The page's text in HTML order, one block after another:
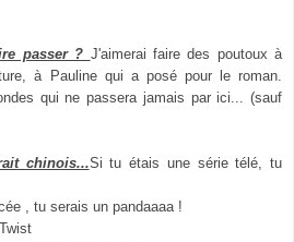
passer ? J'aimerai faire des poutoux à
à Pauline qui a posé pour le roman.
qui ne passera jamais par ici... (sauf
chinois...Si tu étais une série télé, tu
, tu serais un pandaaaa !